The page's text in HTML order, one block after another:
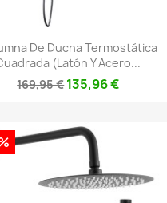
Vista rápida
De Ducha Termostática
(latón Y Acero...
169,95 €135,96 €